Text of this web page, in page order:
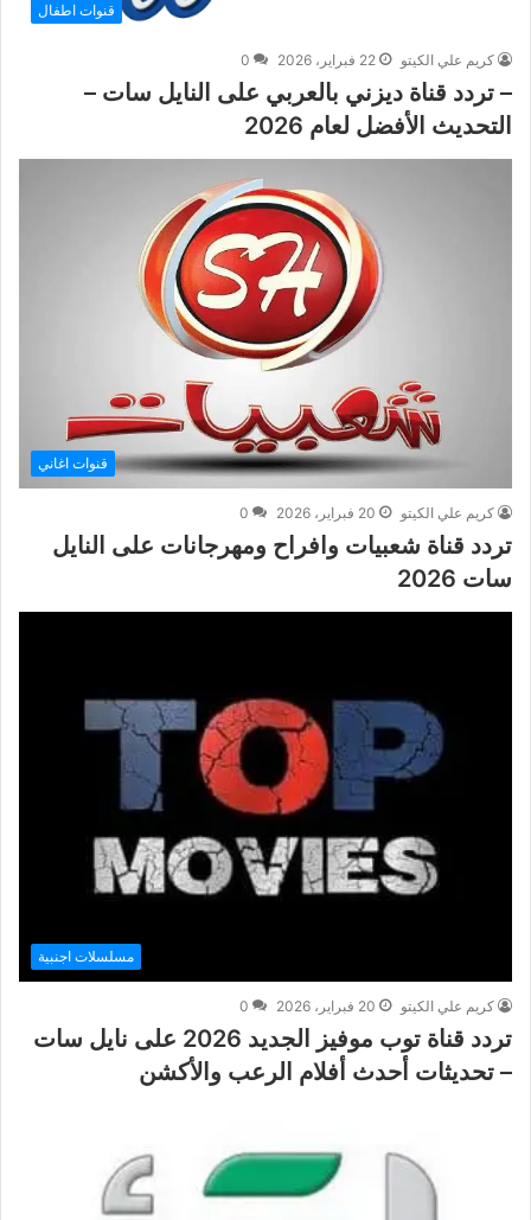
قنوات اطفال
كريم علي الكيتو 22 فبراير، 2026 0
– تردد قناة ديزني بالعربي على النايل سات –
التحديث الأفضل لعام 2026
قنوات اغاني
كريم علي الكيتو 20 فبراير، 2026 0
تردد قناة شعبيات وافراح ومهرجانات على النايل
سات 2026
مسلسلات اجنبية
كريم علي الكيتو 20 فبراير، 2026 0
تردد قناة توب موفيز الجديد 2026 على نايل سات
– تحديثات أحدث أفلام الرعب والأكشن